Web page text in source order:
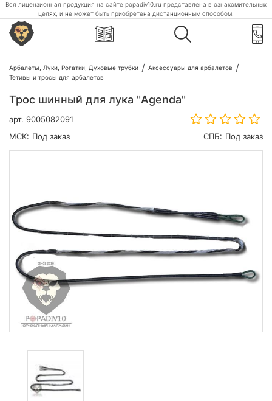
Вся лицензионная продукция на сайте popadiv10.ru представлена в ознакомительных
целях, и не может быть приобретена дистанционным способом.
Арбалеты, Луки, Рогатки, Духовые трубки
Аксессуары для арбалетов
Тетивы и тросы для арбалетов
Трос шинный для лука "Agenda"
арт. 9005082091
МСК: Под заказ СПБ: Под заказ